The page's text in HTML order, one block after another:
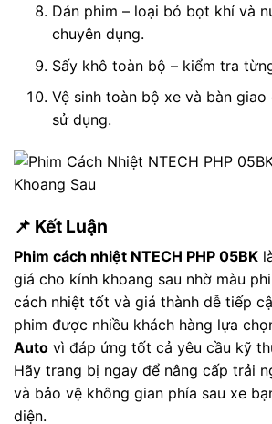
Dán phim – loại bỏ bọt khí và
chuyên dụng.
Sấy khô toàn bộ – kiểm tra
Vệ sinh toàn bộ xe và bàn
sử dụng.
📌 Kết Luận
Phim cách nhiệt NTECH PHP 05BK
giá cho kính khoang sau nhờ màu
cách nhiệt tốt và giá thành dễ tiếp
phim được nhiều khách hàng lựa
Auto vì đáp ứng tốt cả yêu cầu kỹ
Hãy trang bị ngay để nâng cấp trải
và bảo vệ không gian phía sau xe
diện.